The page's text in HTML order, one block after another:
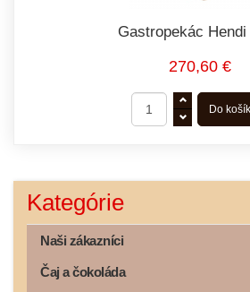
Gastropekác Hendi
270,60 €
Kategórie
Naši zákazníci
Čaj a čokoláda